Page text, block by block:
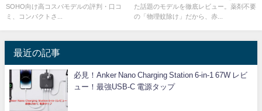
SOHO向け高コスパモデルの評判・口コ
ミ、コンパクトさ...
た話題のモデルを徹底レビュー。薬剤不要
の「物理蚊除け」だから、赤...
最近の記事
必見！Anker Nano Charging Station 6-in-1 67W レビ
ュー！最強USB-C 電源タップ